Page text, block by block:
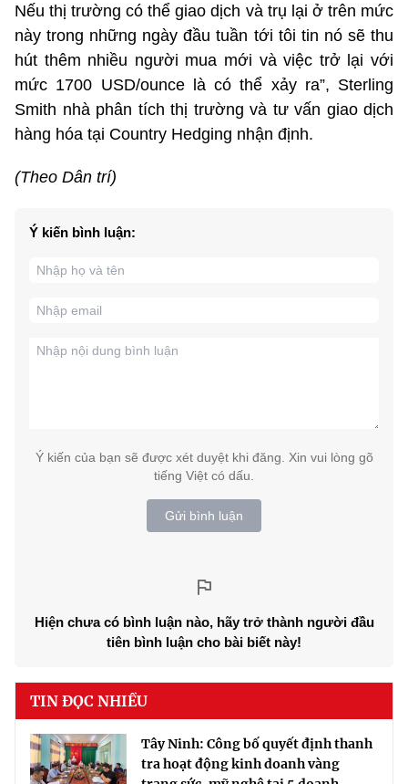
Nếu thị trường có thể giao dịch và trụ lại ở trên mức
này trong những ngày đầu tuần tới tôi tin nó sẽ thu
hút thêm nhiều người mua mới và việc trở lại với
mức 1700 USD/ounce là có thể xảy ra”, Sterling
Smith nhà phân tích thị trường và tư vấn giao dịch
hàng hóa tại Country Hedging nhận định.
(Theo Dân trí)
Ý kiến bình luận:
Ý kiến của bạn sẽ được xét duyệt khi đăng. Xin vui lòng gõ
tiếng Việt có dấu.
Gửi bình luận
Hiện chưa có bình luận nào, hãy trở thành người đầu
tiên bình luận cho bài biết này!
TIN ĐỌC NHIỀU
Tây Ninh: Công bố quyết định thanh
tra hoạt động kinh doanh vàng